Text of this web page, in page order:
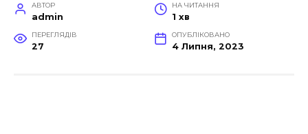
АВТОР
admin
НА ЧИТАННЯ
1 хв
ПЕРЕГЛЯДІВ
27
ОПУБЛІКОВАНО
4 Липня, 2023